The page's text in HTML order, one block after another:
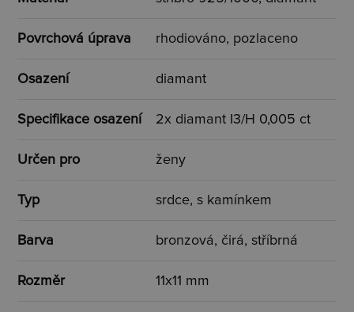
Povrchová úprava rhodiováno, pozlaceno
Osazení diamant
Specifikace osazení 2x diamant I3/H 0,005 ct
Určen pro ženy
Typ srdce, s kamínkem
Barva bronzová, čirá, stříbrná
Rozměr 11x11 mm